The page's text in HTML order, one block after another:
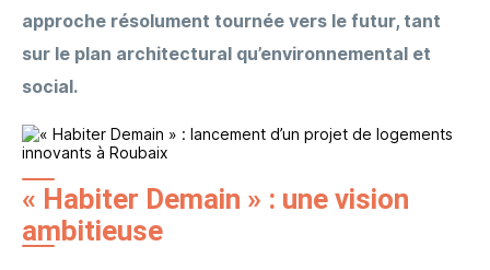
approche résolument tournée vers le futur, tant
sur le plan architectural qu’environnemental et
social.
« Habiter Demain » : une vision
ambitieuse